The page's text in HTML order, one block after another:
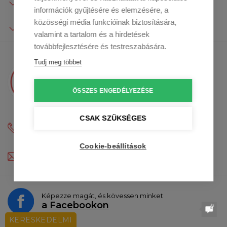
információk gyűjtésére és elemzésére, a
közösségi média funkcióinak biztosítására,
valamint a tartalom és a hirdetések
továbbfejlesztésére és testreszabására.
Tudj meg többet
ÖSSZES ENGEDÉLYEZÉSE
CSAK SZÜKSÉGES
Cookie-beállítások
A TÁRSASÁGRÓL
A VÁSÁRLÁSRÓL
Kérdésed van?
Kristina válaszol az e-mailedre
Képezze magát, és kövessen minket
a Facebookon
KERESKEDELMI